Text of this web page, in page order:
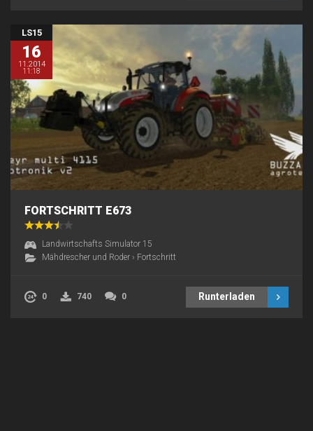
LS15
16
11.2014
11:18
FORTSCHRITT E673
Landwirtschafts Simulator 15
Mähdrescher und Roder › Fortschritt
0 740 0 Runterladen